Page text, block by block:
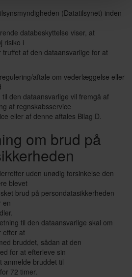
(Datatilsynet) inden
databeskyttelse viser, at
risiko i
af den dataansvarlige for at
aftale om vederlæggelse eller
den dataansvarlige vil fremgå af
af regnskabsservice
eller af denne aftales Bilag D.
om brud på
uden unødig forsinkelse den
blevet
brud på persondatasikkerheden
en
til den dataansvarlige skal om
efter at
bruddet, sådan at den
for at efterleve sin
anmelde bruddet til
72 timer.